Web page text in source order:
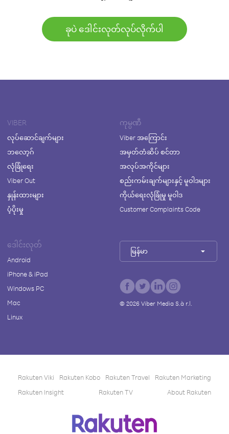
ခုပဲ ဒေါင်းလုတ်လုပ်လိုက်ပါ
VIBER
လုပ်ဆောင်ချက်များ
ဘလော့ဂ်
လုံခြုံရေး
Viber Out
နှုန်းထားများ
ပံ့ပိုးမှု
ကုမ္ပဏီ
Viber အကြောင်း
အမှတ်တံဆိပ် စင်တာ
အလုပ်အကိုင်များ
စည်းကမ်းချက်များနှင့် မူဝါဒများ
ကိုယ်ရေးလုံခြုံမှု မူဝါဒ
Customer Complaints Code
ဒေါင်းလုတ်
Android
iPhone & iPad
Windows PC
Mac
Linux
မြန်မာ
© 2026Viber Media S.à r.l.
Rakuten Viki Rakuten Kobo Rakuten Travel
Rakuten Marketing
Rakuten Insight
Rakuten TV About Rakuten